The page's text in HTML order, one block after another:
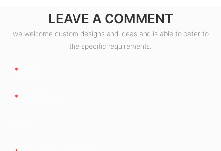
LEAVE A COMMENT
we welcome custom designs and ideas and is able to cater to
the specific requirements.